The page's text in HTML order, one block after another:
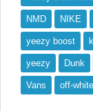
NMD NIKE
yeezy boost
yeezy Dunk
Vans off-white